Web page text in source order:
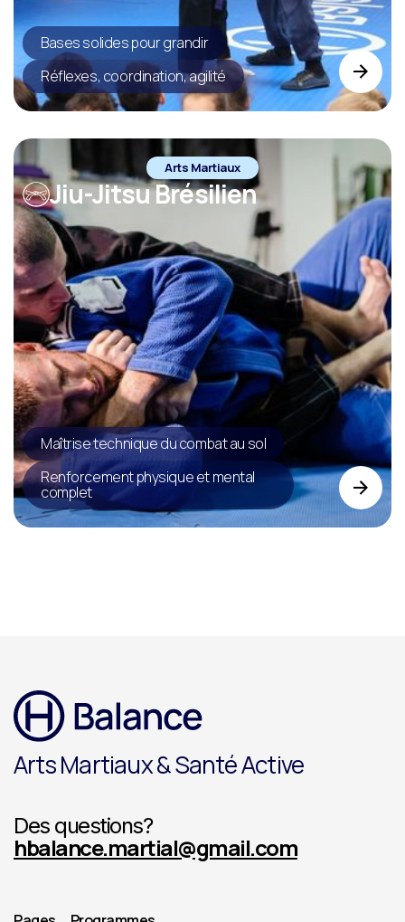
Bases solides pour grandir
Réflexes, coordination, agilité
Arts Martiaux
Jiu-Jitsu Brésilien
Maîtrise technique du combat au sol
Renforcement physique et mental
complet
Arts Martiaux & Santé Active
Des questions?
hbalance.martial@gmail.com